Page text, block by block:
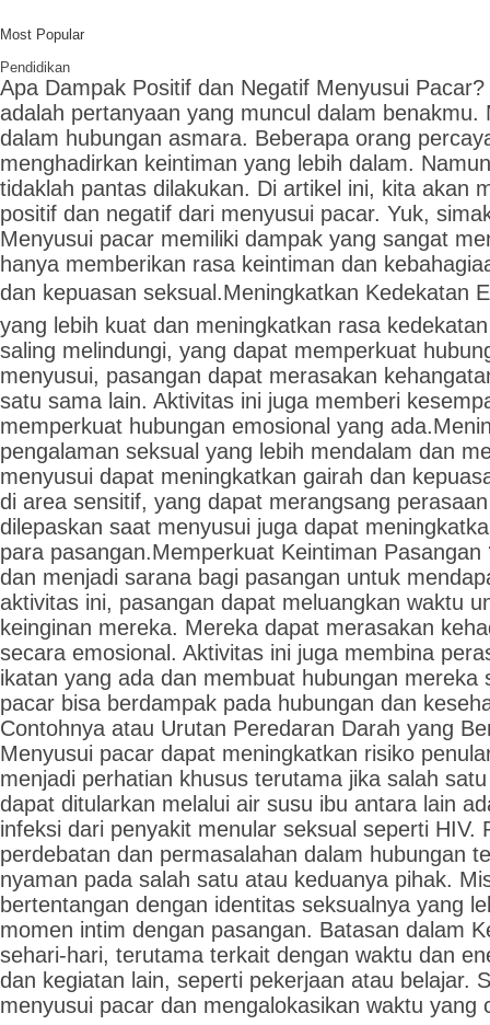
Most Popular
Pendidikan
Apa Dampak Positif dan Negatif Menyusui
adalah pertanyaan yang muncul dalam
dalam hubungan asmara. Beberapa orang
menghadirkan keintiman yang lebih dalam.
tidaklah pantas dilakukan. Di artikel ini, kita akan
positif dan negatif dari menyusui pacar. Yuk,
Menyusui pacar memiliki dampak yang sangat
hanya memberikan rasa keintiman dan
dan kepuasan seksual.Meningkatkan Kedekatan
yang lebih kuat dan meningkatkan rasa
saling melindungi, yang dapat memperkuat
menyusui, pasangan dapat merasakan
satu sama lain. Aktivitas ini juga memberi
memperkuat hubungan emosional yang
pengalaman seksual yang lebih mendalam dan
menyusui dapat meningkatkan gairah dan
di area sensitif, yang dapat merangsang
dilepaskan saat menyusui juga dapat
para pasangan.Memperkuat Keintiman
dan menjadi sarana bagi pasangan untuk
aktivitas ini, pasangan dapat meluangkan waktu
keinginan mereka. Mereka dapat merasakan
secara emosional. Aktivitas ini juga membina
ikatan yang ada dan membuat hubungan
pacar bisa berdampak pada hubungan dan
Contohnya atau Urutan Peredaran Darah yang
Menyusui pacar dapat meningkatkan risiko
menjadi perhatian khusus terutama jika salah
dapat ditularkan melalui air susu ibu antara lain
infeksi dari penyakit menular seksual seperti
perdebatan dan permasalahan dalam hubungan
nyaman pada salah satu atau keduanya pihak.
bertentangan dengan identitas seksualnya yang
momen intim dengan pasangan. Batasan dalam
sehari-hari, terutama terkait dengan waktu dan
dan kegiatan lain, seperti pekerjaan atau belajar.
menyusui pacar dan mengalokasikan waktu